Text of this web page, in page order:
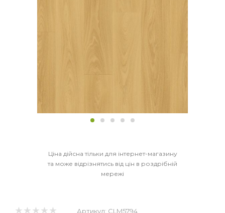
Ціна дійсна тільки для інтернет-магазину
та може відрізнятись від цін в роздрібній
мережі
Артикул: CLM5794